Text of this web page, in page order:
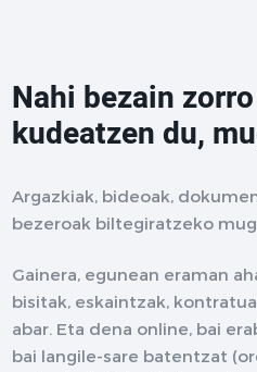
Nahi bezain
kudeatzen du,
Argazkiak, bideoak,
bezeroak biltegiratzeko
Gainera, egunean eraman
bisitak, eskaintzak,
abar. Eta dena online, bai
bai langile-sare batentzat